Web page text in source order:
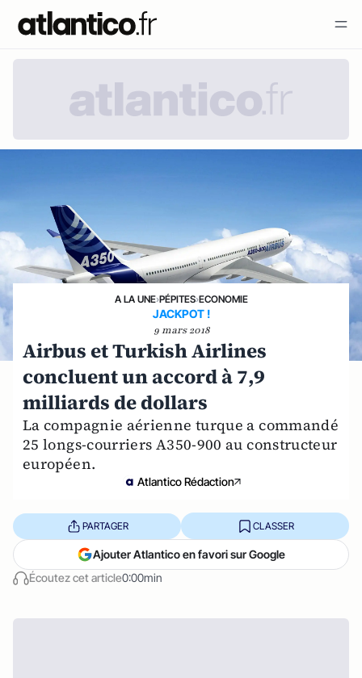
A LA UNE›PÉPITES›ECONOMIE
JACKPOT !
9 mars 2018
Airbus et Turkish Airlines
concluent un accord à 7,9
milliards de dollars
La compagnie aérienne turque a commandé
25 longs-courriers A350-900 au constructeur
européen.
Atlantico Rédaction
Écoutez cet article0:00min
PARTAGER CLASSER
Ajouter Atlantico en favori sur Google